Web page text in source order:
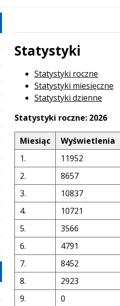
Statystyki
Statystyki roczne
Statystyki miesięczne
Statystyki dzienne
Statystyki roczne: 2026
Miesiąc Wyświetlenia
1.
11952
2.
8657
3.
10837
4.
10721
5.
3566
6.
4791
7.
8452
8.
2923
9.
0